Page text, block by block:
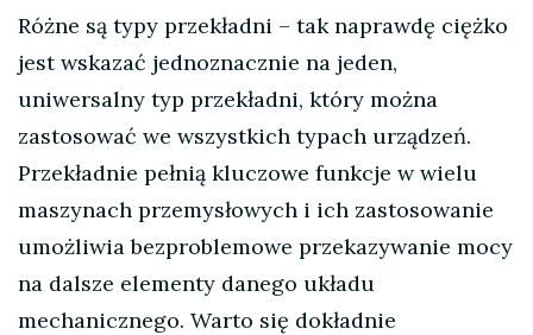
Różne są typy przekładni – tak naprawdę ciężko
jest wskazać jednoznacznie na jeden,
uniwersalny typ przekładni, który można
zastosować we wszystkich typach urządzeń.
Przekładnie pełnią kluczowe funkcje w wielu
maszynach przemysłowych i ich zastosowanie
umożliwia bezproblemowe przekazywanie mocy
na dalsze elementy danego układu
mechanicznego. Warto się dokładnie